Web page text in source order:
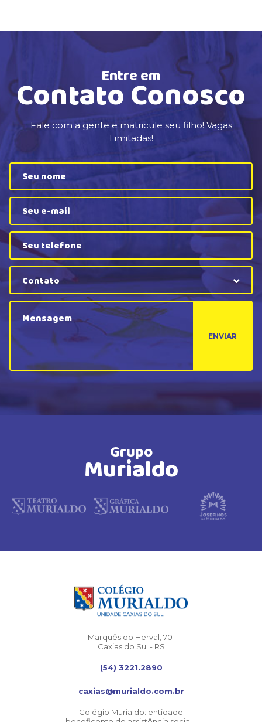
Entre em
Contato Conosco
Fale com a gente e matricule seu filho! Vagas
Limitadas!
Contato
ENVIAR
Grupo
Murialdo
Marquês do Herval, 701
Caxias do Sul - RS
(54) 3221.2890
caxias@murialdo.com.br
Colégio Murialdo: entidade